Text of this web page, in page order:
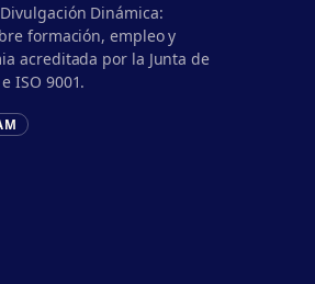
Dinámica:
formación, empleo y
acreditada por la Junta de
ISO 9001.